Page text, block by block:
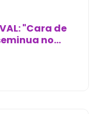
"Cara de
no